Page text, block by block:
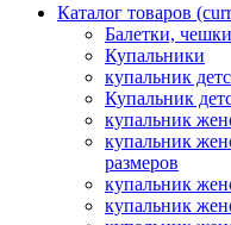
Каталог товаров
Балетки, чешки
Купальники
купальник
Купальник
купальник
купальник
размеров
купальник
купальник